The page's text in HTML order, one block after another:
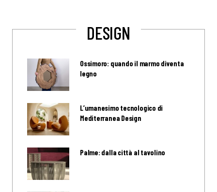
DESIGN
Ossimoro: quando il marmo diventa
legno
L’umanesimo tecnologico di
Mediterranea Design
Palme: dalla città al tavolino